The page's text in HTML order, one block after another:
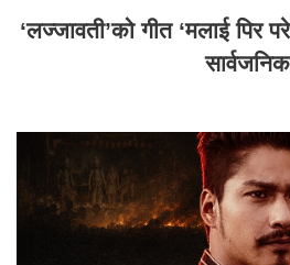
‘लज्जावती’को गीत ‘मलाई पिर
सार्वजनिक